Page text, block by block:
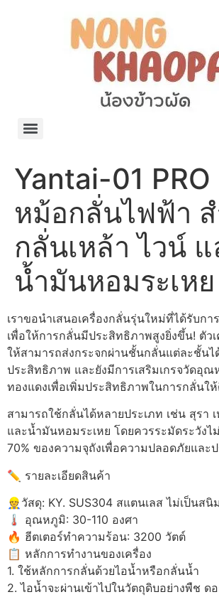
Yantai-01
หม้อกลั่นไฟฟ้า
กลั่นเหล้า ไวน์ แ
น้ำมันหอมระเหย
เราขอนำเสนอเครื่องกลั่นรุ่นใหม่ที่ได้รับก
เพื่อให้การกลั่นมีประสิทธิภาพสูงยิ่งขึ้น! ตัว
ให้สามารถส่งกระจกผ่านชั้นกลั่นแต่ละชั้นไ
ประสิทธิภาพ และยังมีการเสริมเกรจวัดอุ
ทองแดงเพื่อเพิ่มประสิทธิภาพในการกลั่นใ
สามารถใช้กลั่นได้หลายประเภท เช่น สุรา
และน้ำมันหอมระเหย โดยควรระมัดระวังไ
70% ของความจุถังเพื่อความปลอดภัยและ
✏️ รายละเอียดสินค้า
👷‍วัสดุ: KY. SUS304 สแตนเลส ไม่เป็นสนิม
🌡️ อุณหภูมิ: 30-110 องศา
🔥 ฮีตเตอร์ทำความร้อน: 3200 วัตต์
📋 หลักการทำงานของเครื่อง
1. ใช้หลักการกลั่นด้วยไอน้ำหรือกลั่นน้ำ
2. ไอน้ำจะผ่านเข้าไปในวัตถุดิบอย่างพืช ด